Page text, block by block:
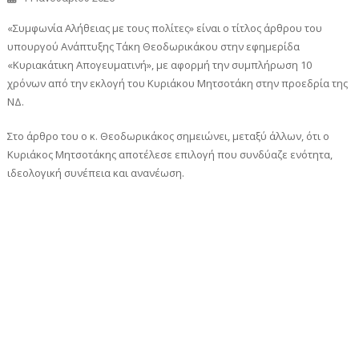
«Συμφωνία Αλήθειας με τους πολίτες» είναι ο τίτλος άρθρου του
υπουργού Ανάπτυξης Τάκη Θεοδωρικάκου στην εφημερίδα
«Κυριακάτικη Απογευματινή», με αφορμή την συμπλήρωση 10
χρόνων από την εκλογή του Κυριάκου Μητσοτάκη στην προεδρία της
ΝΔ.
Στο άρθρο του ο κ. Θεοδωρικάκος σημειώνει, μεταξύ άλλων, ότι ο
Κυριάκος Μητσοτάκης αποτέλεσε επιλογή που συνδύαζε ενότητα,
ιδεολογική συνέπεια και ανανέωση.